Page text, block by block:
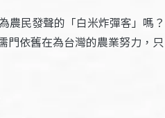
農民發聲的「白米炸彈客」嗎？
門依舊在為台灣的農業努力，只